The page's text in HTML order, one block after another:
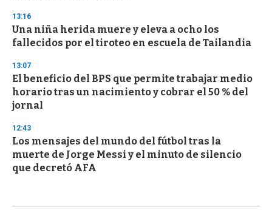
13:16
Una niña herida muere y eleva a ocho los
fallecidos por el tiroteo en escuela de Tailandia
13:07
El beneficio del BPS que permite trabajar medio
horario tras un nacimiento y cobrar el 50 % del
jornal
12:43
Los mensajes del mundo del fútbol tras la
muerte de Jorge Messi y el minuto de silencio
que decretó AFA